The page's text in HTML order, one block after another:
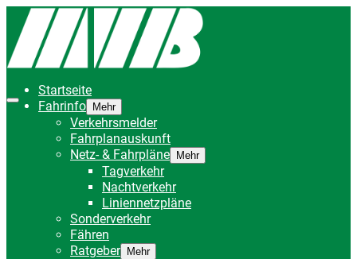
Startseite
Fahrinfo
Mehr
Verkehrsmelder
Fahrplanauskunft
Netz- & Fahrpläne
Mehr
Tagverkehr
Nachtverkehr
Liniennetzpläne
Sonderverkehr
Fähren
Ratgeber
Mehr